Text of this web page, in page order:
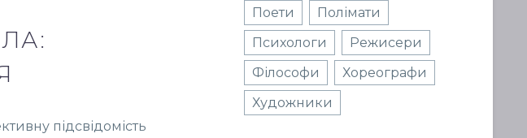
підсвідомість
Поети
Полімати
Психологи
Режисери
Філософи
Хореографи
Художники